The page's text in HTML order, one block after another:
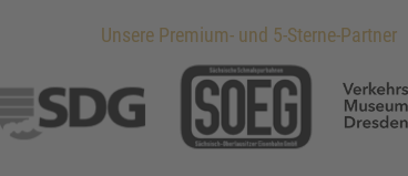
Unsere Premium- und 5-Sterne-Partner